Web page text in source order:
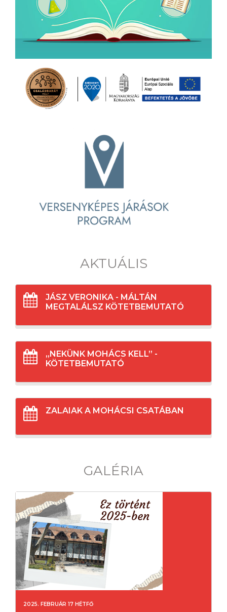
AKTUÁLIS
JÁSZ VERONIKA - MÁLTÁN
MEGTALÁLSZ KÖTETBEMUTATÓ
„NEKÜNK MOHÁCS KELL” -
KÖTETBEMUTATÓ
ZALAIAK A MOHÁCSI CSATÁBAN
GALÉRIA
2025. FEBRUÁR 17 HÉTFŐ